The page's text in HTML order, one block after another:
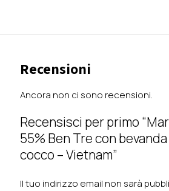
Recensioni
Ancora non ci sono recensioni.
Recensisci per primo
55% Ben Tre con
cocco – Vietnam”
Il tuo indirizzo email non sarà